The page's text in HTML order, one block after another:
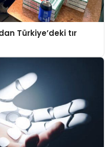
Türkiye’deki tır